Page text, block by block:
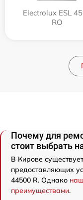
Electrolux ESL
RO
Почему для
стоит выбрать
В Кирове
предоставляющих
44500 R. Однако
преимуществами.